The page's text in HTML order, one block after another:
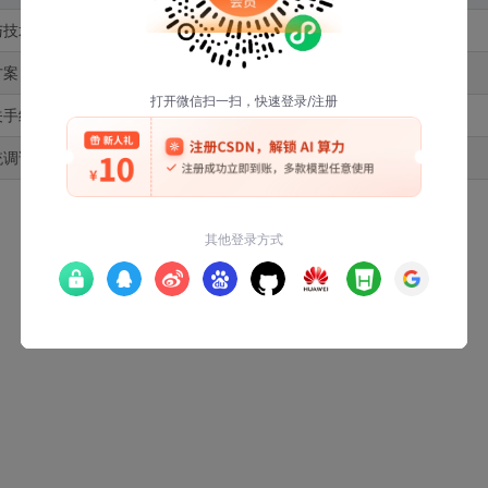
术方案 产品总监
市场部
续 物流组
试 技术组